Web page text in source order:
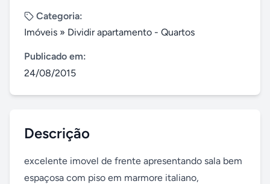
Categoria:
Imóveis » Dividir apartamento - Quartos
Publicado em:
24/08/2015
Descrição
excelente imovel de frente apresentando sala bem
espaçosa com piso em marmore italiano,